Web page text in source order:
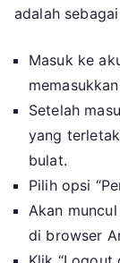
adalah
Masuk ke
Setelah
yang
bulat.
Pilih opsi
Akan
di browser